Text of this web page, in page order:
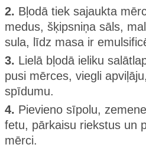
2. Bļodā tiek sajaukta
medus, šķipsniņa sāls,
sula, līdz masa ir
3. Lielā bļodā ieliku
pusi mērces, viegli
spīdumu.
4. Pievieno sīpolu,
fetu, pārkaisu riekstus un
mērci.